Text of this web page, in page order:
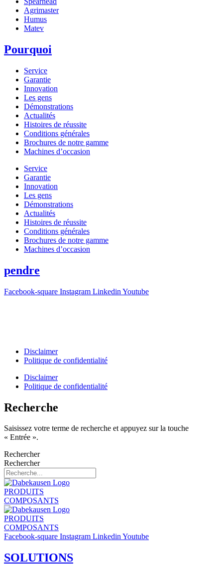
Agrimaster
Humus
Matev
Pourquoi
Service
Garantie
Innovation
Les gens
Démonstrations
Actualités
Histoires de réussite
Conditions générales
Brochures de notre gamme
Machines d’occasion
Service
Garantie
Innovation
Les gens
Démonstrations
Actualités
Histoires de réussite
Conditions générales
Brochures de notre gamme
Machines d’occasion
pendre
Facebook-square Instagram Linkedin Youtube
Disclaimer
Politique de confidentialité
Disclaimer
Politique de confidentialité
Recherche
Saisissez votre terme de recherche et appuyez sur la touche
« Entrée ».
Rechercher
Rechercher
PRODUITS
COMPOSANTS
PRODUITS
COMPOSANTS
Facebook-square Instagram LinkedinYoutube
SOLUTIONS